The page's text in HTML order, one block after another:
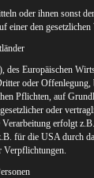
oder ihnen sonst
einer den
Europäischen
oder
Pflichten, auf
oder
erfolgt
für die USA durch
Verpflichtungen.